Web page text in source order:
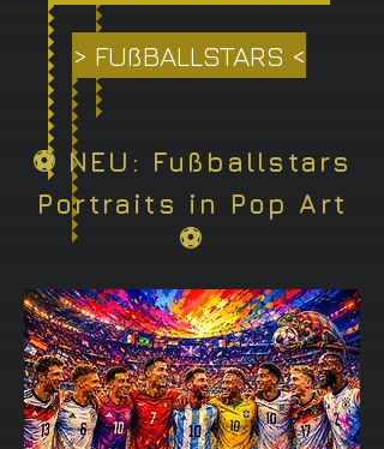
> FUßBALLSTARS <
⚽ NEU: Fußballstars
Portraits in Pop Art
⚽